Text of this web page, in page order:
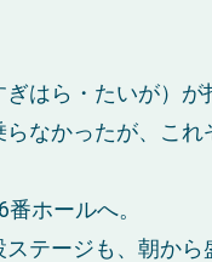
はら・たいが）
なかったが、こ
ホールへ。
テージも、朝から